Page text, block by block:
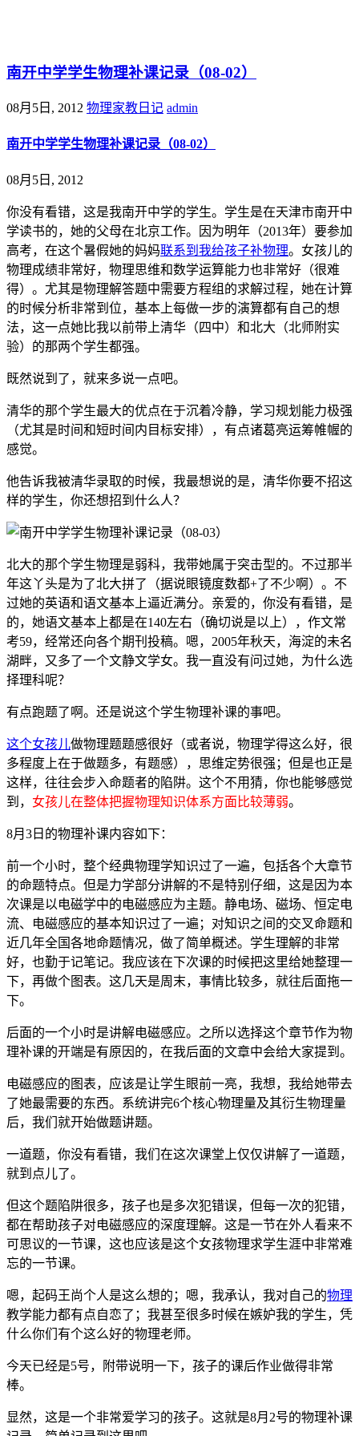
南开中学学生物理补课记录（08-02）
08月5日, 2012 物理家教日记 admin
南开中学学生物理补课记录（08-02）
08月5日, 2012
你没有看错，这是我南开中学的学生。学生是在天津市南开中
学读书的，她的父母在北京工作。因为明年（2013年）要参加
高考，在这个暑假她的妈妈联系到我给孩子补物理。女孩儿的
物理成绩非常好，物理思维和数学运算能力也非常好（很难
得）。尤其是物理解答题中需要方程组的求解过程，她在计算
的时候分析非常到位，基本上每做一步的演算都有自己的想
法，这一点她比我以前带上清华（四中）和北大（北师附实
验）的那两个学生都强。
既然说到了，就来多说一点吧。
清华的那个学生最大的优点在于沉着冷静，学习规划能力极强
（尤其是时间和短时间内目标安排），有点诸葛亮运筹帷幄的
感觉。
他告诉我被清华录取的时候，我最想说的是，清华你要不招这
样的学生，你还想招到什么人？
北大的那个学生物理是弱科，我带她属于突击型的。不过那半
年这丫头是为了北大拼了（据说眼镜度数都+了不少啊）。不
过她的英语和语文基本上逼近满分。亲爱的，你没有看错，是
的，她语文基本上都是在140左右（确切说是以上），作文常
考59，经常还向各个期刊投稿。嗯，2005年秋天，海淀的未名
湖畔，又多了一个文静文学女。我一直没有问过她，为什么选
择理科呢？
有点跑题了啊。还是说这个学生物理补课的事吧。
这个女孩儿做物理题题感很好（或者说，物理学得这么好，很
多程度上在于做题多，有题感），思维定势很强；但是也正是
这样，往往会步入命题者的陷阱。这个不用猜，你也能够感觉
到， 女孩儿在整体把握物理知识体系方面比较薄弱。
8月3日的物理补课内容如下：
前一个小时，整个经典物理学知识过了一遍，包括各个大章节
的命题特点。但是力学部分讲解的不是特别仔细，这是因为本
次课是以电磁学中的电磁感应为主题。静电场、磁场、恒定电
流、电磁感应的基本知识过了一遍；对知识之间的交叉命题和
近几年全国各地命题情况，做了简单概述。学生理解的非常
好，也勤于记笔记。我应该在下次课的时候把这里给她整理一
下，再做个图表。这几天是周末，事情比较多，就往后面拖一
下。
后面的一个小时是讲解电磁感应。之所以选择这个章节作为物
理补课的开端是有原因的，在我后面的文章中会给大家提到。
电磁感应的图表，应该是让学生眼前一亮，我想，我给她带去
了她最需要的东西。系统讲完6个核心物理量及其衍生物理量
后，我们就开始做题讲题。
一道题，你没有看错，我们在这次课堂上仅仅讲解了一道题，
就到点儿了。
但这个题陷阱很多，孩子也是多次犯错误，但每一次的犯错，
都在帮助孩子对电磁感应的深度理解。这是一节在外人看来不
可思议的一节课，这也应该是这个女孩物理求学生涯中非常难
忘的一节课。
嗯，起码王尚个人是这么想的；嗯，我承认，我对自己的物理
教学能力都有点自恋了；我甚至很多时候在嫉妒我的学生，凭
什么你们有个这么好的物理老师。
今天已经是5号，附带说明一下，孩子的课后作业做得非常
棒。
显然，这是一个非常爱学习的孩子。这就是8月2号的物理补课